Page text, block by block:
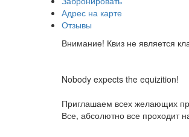
Адрес на карте
Отзывы
Внимание! Квиз не является
Nobody expects the equizition!
Приглашаем всех желающих
Все, абсолютно все проходит